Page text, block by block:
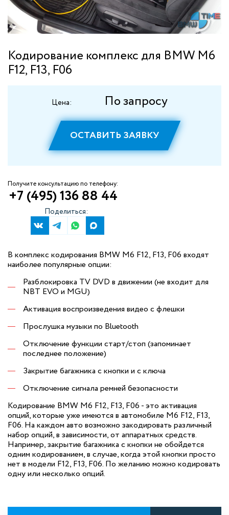
Кодирование комплекс для BMW M6
F12, F13, F06
Цена: По запросу
ОСТАВИТЬ ЗАЯВКУ
Получите консультацию по телефону:
+7 (495) 136 88 44
Поделиться:
В комплекс кодирования BMW M6 F12, F13, F06 входят
наиболее популярные опции:
Разблокировка TV DVD в движении (не входит для
NBT EVO и MGU)
Активация воспроизведения видео с флешки
Прослушка музыки по Bluetooth
Отключение функции старт/стоп (запоминает
последнее положение)
Закрытие багажника с кнопки и с ключа
Отключение сигнала ремней безопасности
Кодирование BMW M6 F12, F13, F06 - это активация
опций, которые уже имеются в автомобиле M6 F12, F13,
F06. На каждом авто возможно закодировать различный
набор опций, в зависимости, от аппаратных средств.
Например, закрытие багажника с кнопки не обойдется
одним кодированием, в случае, когда этой кнопки просто
нет в модели F12, F13, F06. По желанию можно кодировать
одну или несколько опций.